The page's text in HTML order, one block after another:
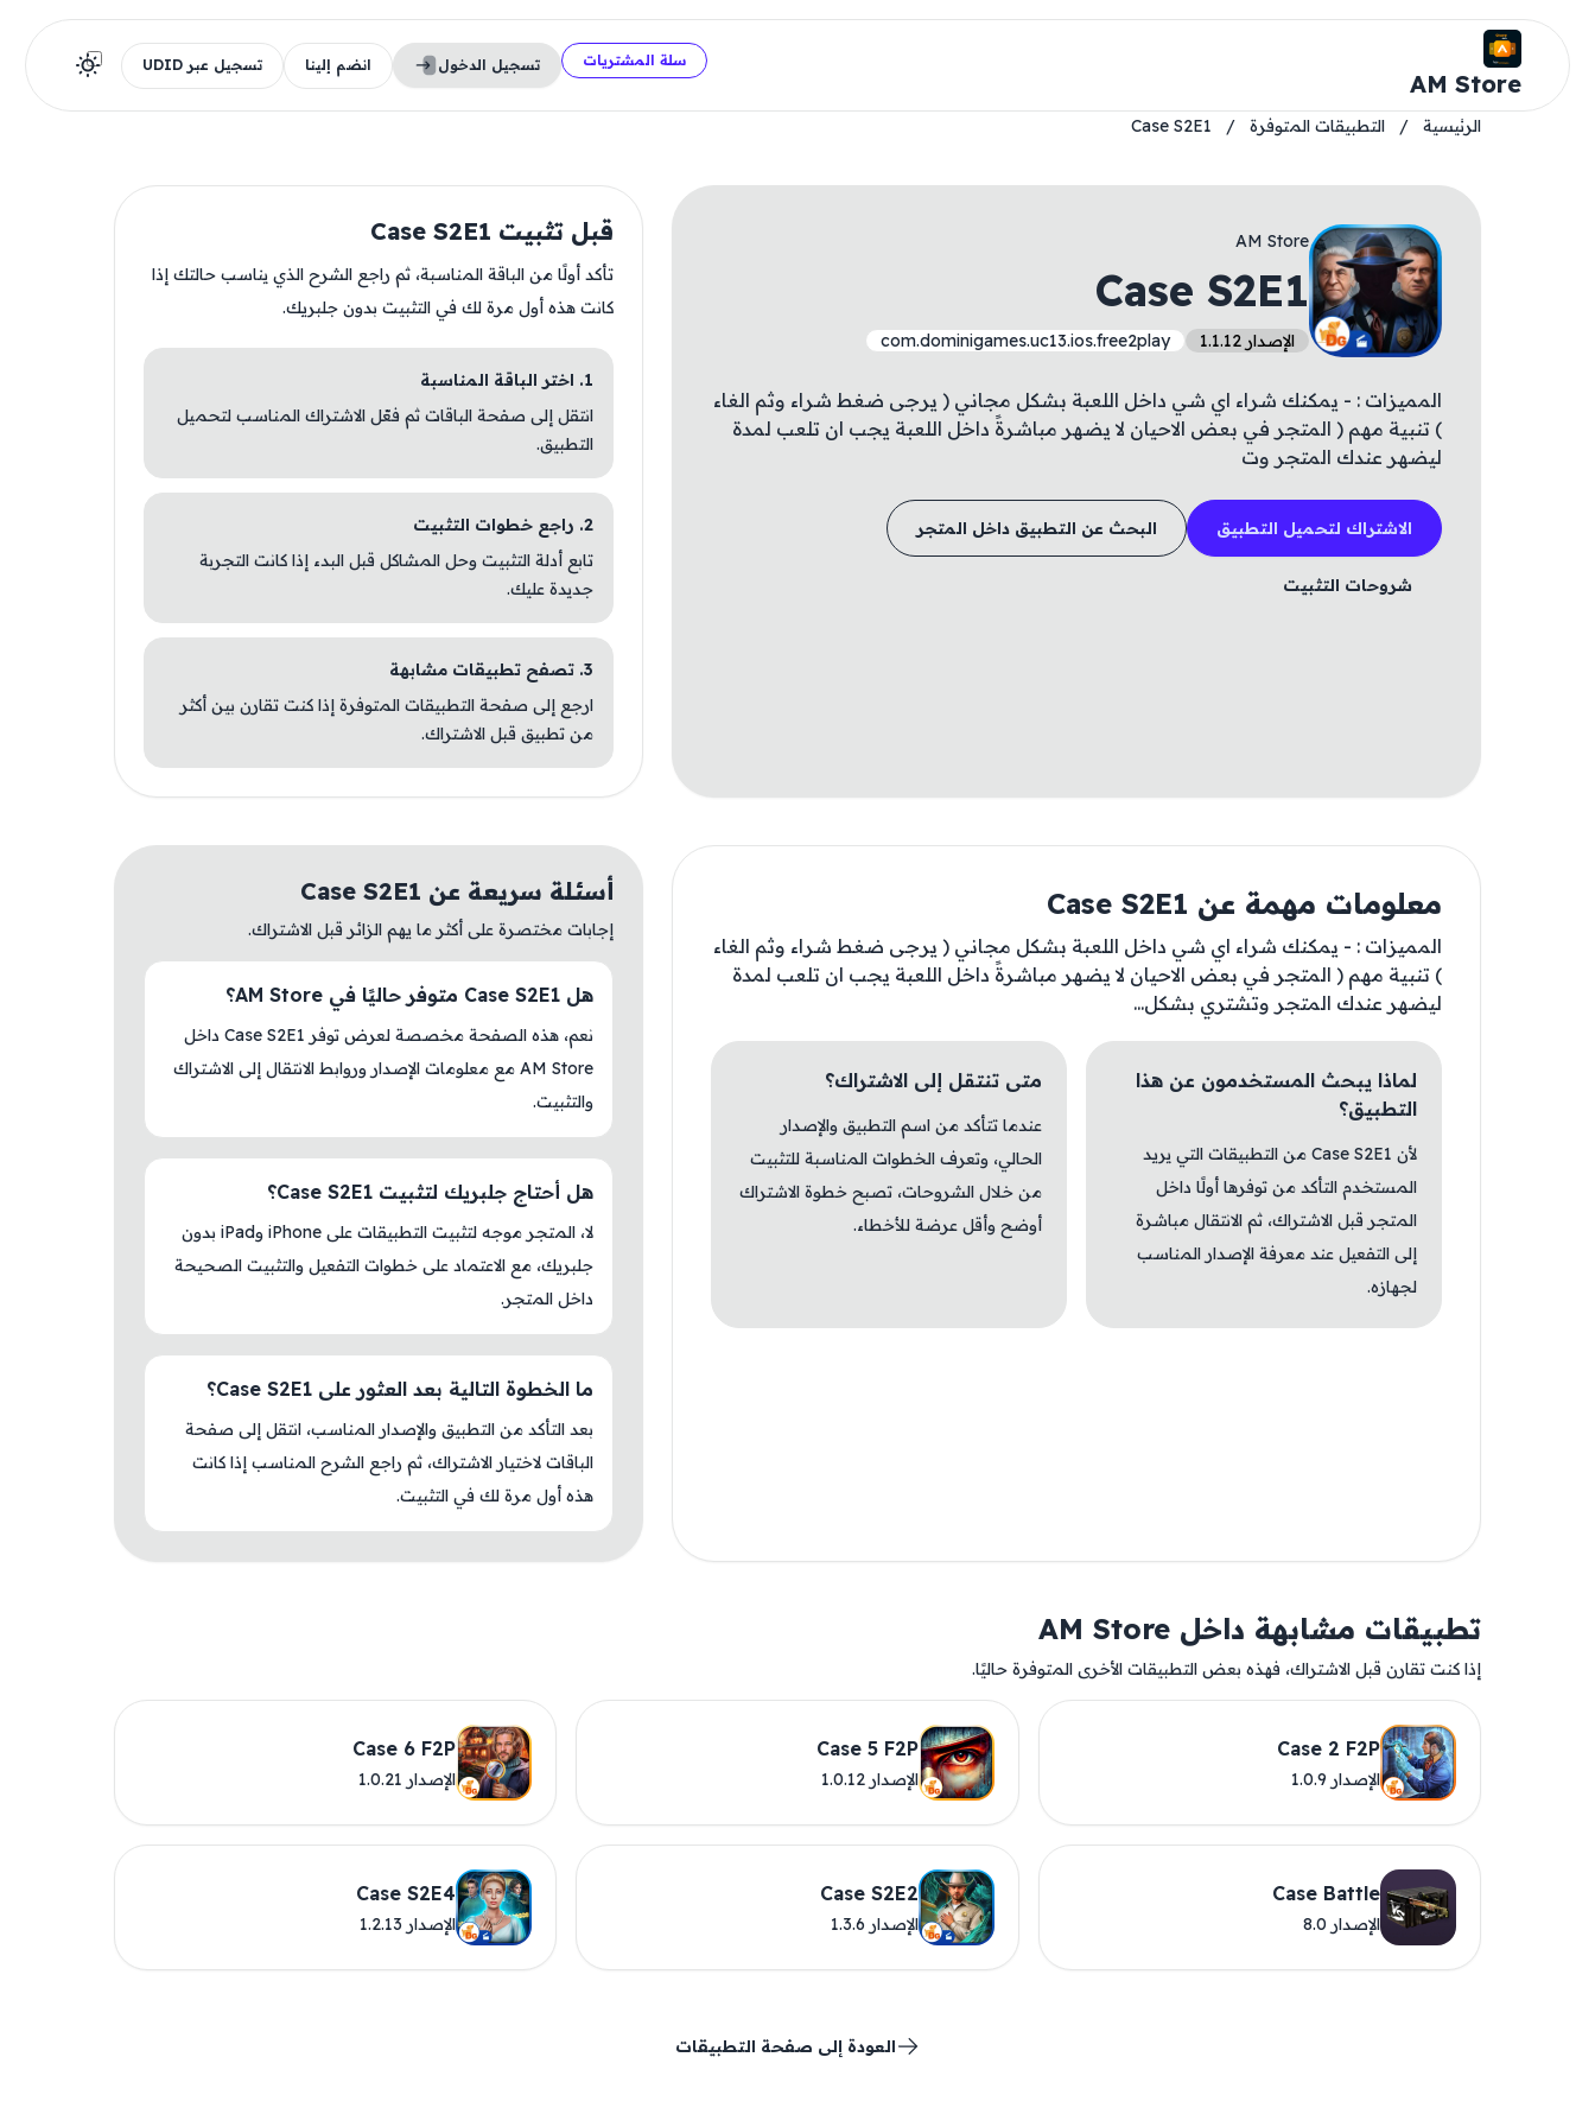
AM Store
سلة المشتريات تسجيل الدخول انضم إلينا تسجيل عبر UDID
الرئيسية / التطبيقات المتوفرة /
Case S2E1
AM Store
Case S2E1
الإصدار 1.1.12 com.dominigames.uc13.ios.free2play
المميزات : - يمكنك شراء اي شي داخل اللعبة بشكل مجاني ( يرجى ضغط شراء وثم الغاء
) تنبية مهم ( المتجر في بعض الاحيان لا يضهر مباشرةً داخل اللعبة يجب ان تلعب لمدة
ليضهر عندك المتجر وت
الاشتراك لتحميل التطبيق البحث عن التطبيق داخل المتجر
شروحات التثبيت
قبل تثبيت Case S2E1
تأكد أولًا من الباقة المناسبة، ثم راجع الشرح الذي يناسب حالتك إذا
كانت هذه أول مرة لك في التثبيت بدون جلبريك.
1. اختر الباقة المناسبة
انتقل إلى صفحة الباقات ثم فعّل الاشتراك المناسب لتحميل
التطبيق.
2. راجع خطوات التثبيت
تابع أدلة التثبيت وحل المشاكل قبل البدء إذا كانت التجربة
جديدة عليك.
3. تصفح تطبيقات مشابهة
ارجع إلى صفحة التطبيقات المتوفرة إذا كنت تقارن بين أكثر
من تطبيق قبل الاشتراك.
معلومات مهمة عن Case S2E1
المميزات : - يمكنك شراء اي شي داخل اللعبة بشكل مجاني ( يرجى ضغط شراء وثم الغاء
) تنبية مهم ( المتجر في بعض الاحيان لا يضهر مباشرةً داخل اللعبة يجب ان تلعب لمدة
ليضهر عندك المتجر وتشتري بشكل...
لماذا يبحث المستخدمون عن هذا
التطبيق؟
لأن Case S2E1 من التطبيقات التي يريد
المستخدم التأكد من توفرها أولًا داخل
المتجر قبل الاشتراك، ثم الانتقال مباشرة
إلى التفعيل عند معرفة الإصدار المناسب
لجهازه.
متى تنتقل إلى الاشتراك؟
عندما تتأكد من اسم التطبيق والإصدار
الحالي، وتعرف الخطوات المناسبة للتثبيت
من خلال الشروحات، تصبح خطوة الاشتراك
أوضح وأقل عرضة للأخطاء.
أسئلة سريعة عن Case S2E1
إجابات مختصرة على أكثر ما يهم الزائر قبل الاشتراك.
هل Case S2E1 متوفر حاليًا في AM Store؟
نعم، هذه الصفحة مخصصة لعرض توفر Case S2E1 داخل
AM Store مع معلومات الإصدار وروابط الانتقال إلى الاشتراك
والتثبيت.
هل أحتاج جلبريك لتثبيت Case S2E1؟
لا، المتجر موجه لتثبيت التطبيقات على iPhone وiPad بدون
جلبريك، مع الاعتماد على خطوات التفعيل والتثبيت الصحيحة
داخل المتجر.
ما الخطوة التالية بعد العثور على Case S2E1؟
بعد التأكد من التطبيق والإصدار المناسب، انتقل إلى صفحة
الباقات لاختيار الاشتراك، ثم راجع الشرح المناسب إذا كانت
هذه أول مرة لك في التثبيت.
تطبيقات مشابهة داخل AM Store
إذا كنت تقارن قبل الاشتراك، فهذه بعض التطبيقات الأخرى المتوفرة حاليًا.
Case 2 F2P
الإصدار 1.0.9
Case 5 F2P
الإصدار 1.0.12
Case 6 F2P
الإصدار 1.0.21
Case Battle
الإصدار 8.0
Case S2E2
الإصدار 1.3.6
Case S2E4
الإصدار 1.2.13
العودة إلى صفحة التطبيقات